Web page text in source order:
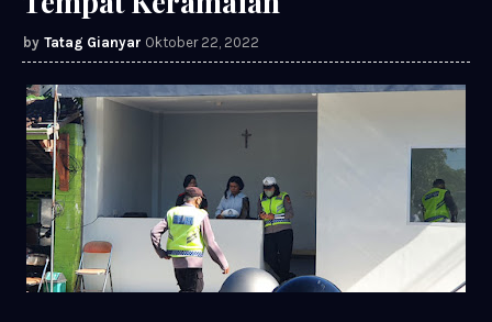
Tatag Gianyar Oktober 22, 2022